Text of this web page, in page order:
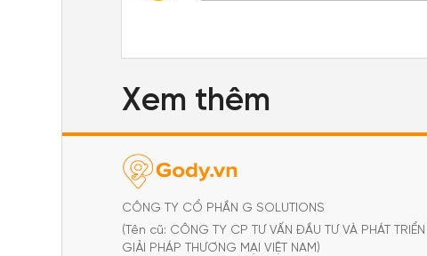
Xem thêm
CÔNG TY CỔ PHẦN G SOLUTIONS
(Tên cũ: CÔNG TY CP TƯ VẤN ĐẦU TƯ VÀ PHÁT TRIỂN
GIẢI PHÁP THƯƠNG MẠI VIỆT NAM)